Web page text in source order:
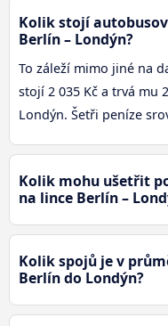
Kolik stojí
Berlín – Londýn?
To záleží mimo jiné na
stojí 2 035 Kč a trvá mu
Londýn. Šetři peníze
Kolik mohu ušetřit
na lince Berlín –
Kolik spojů je v
Berlín do Londýn?